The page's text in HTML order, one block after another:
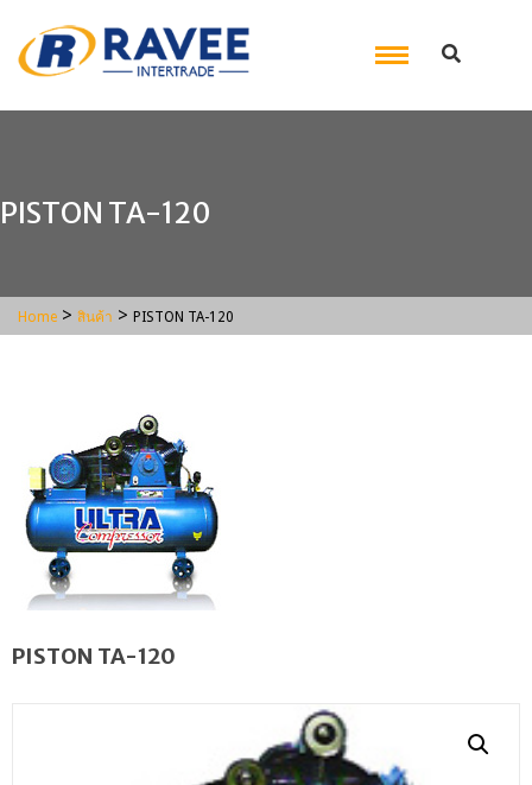
PISTON TA-120
Home > สินค้า > PISTON TA-120
PISTON TA-120